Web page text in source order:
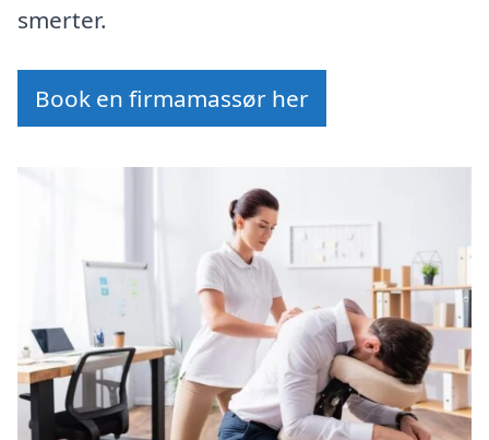
smerter.
Book en firmamassør her